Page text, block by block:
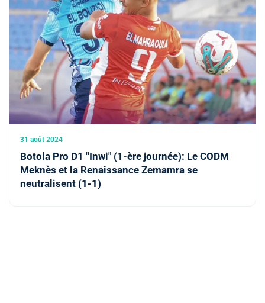
31 août 2024
Botola Pro D1 ''Inwi" (1-ère journée): Le CODM
Meknès et la Renaissance Zemamra se
neutralisent (1-1)